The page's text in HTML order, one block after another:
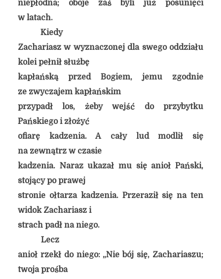
niepłodna; oboje zaś byli już posunięci
w latach.
Kiedy
Zachariasz w wyznaczonej dla swego oddziału
kolei pełnił służbę
kapłańską przed Bogiem, jemu zgodnie
ze zwyczajem kapłańskim
przypadł los, żeby wejść do przybytku
Pańskiego i złożyć
ofiarę kadzenia. A cały lud modlił się
na zewnątrz w czasie
kadzenia. Naraz ukazał mu się anioł Pański,
stojący po prawej
stronie ołtarza kadzenia. Przeraził się na ten
widok Zachariasz i
strach padł na niego.
Lecz
anioł rzekł do niego: „Nie bój się, Zachariaszu;
twoja prośba